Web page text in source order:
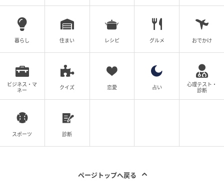
暮らし 住まい レシピ グルメ おでかけ
ビジネス・マ
ネー
クイズ 恋愛 占い
心理テスト・
診断
スポーツ 診断
ページトップへ戻る